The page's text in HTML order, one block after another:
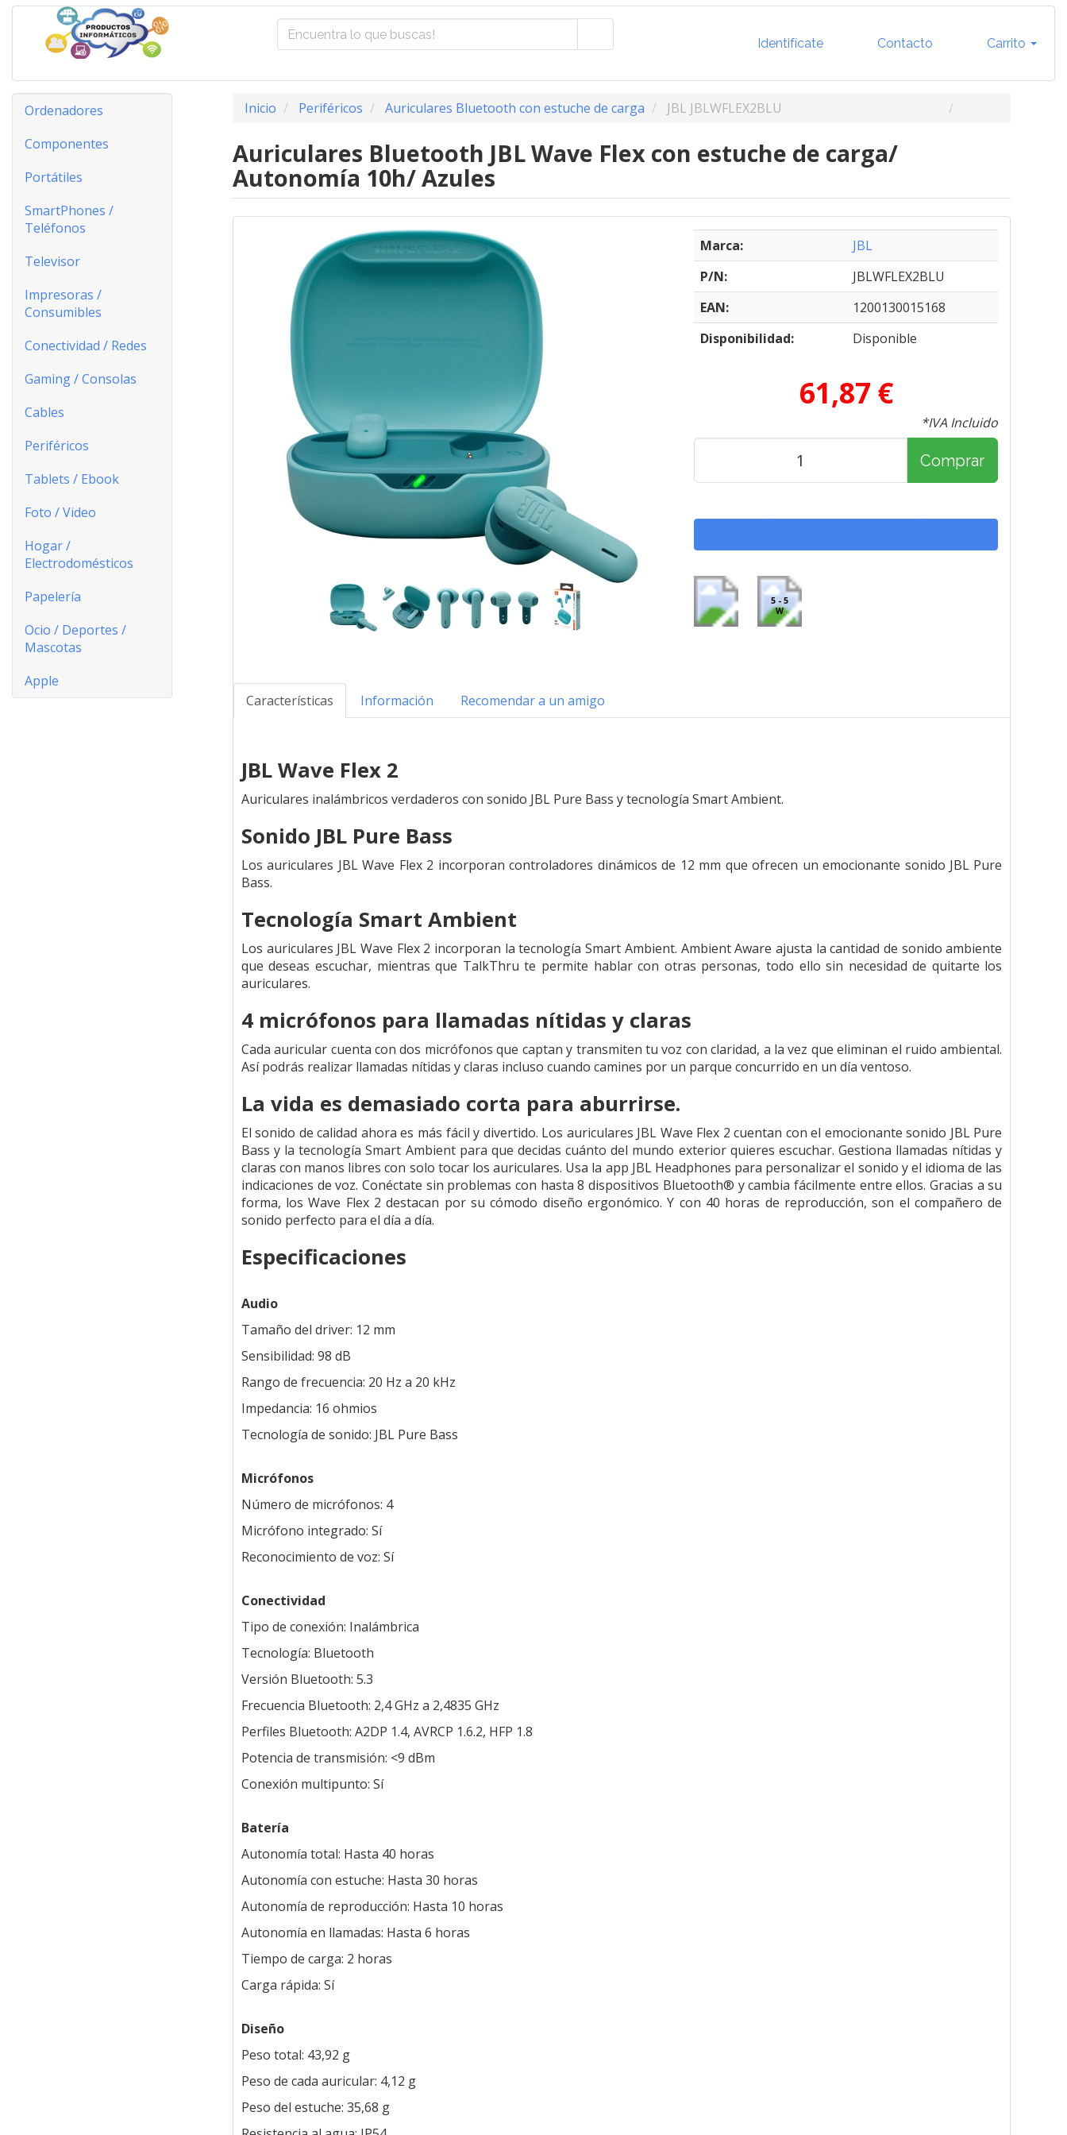
Identifícate Contacto Carrito
Ordenadores
Componentes
Portátiles
SmartPhones /
Teléfonos
Televisor
Impresoras /
Consumibles
Conectividad / Redes
Gaming / Consolas
Cables
Periféricos
Tablets / Ebook
Foto / Video
Hogar /
Electrodomésticos
Papelería
Ocio / Deportes /
Mascotas
Apple
Inicio Periféricos Auriculares Bluetooth con estuche de carga JBL JBLWFLEX2BLU
Auriculares Bluetooth JBL Wave Flex con estuche de carga/
Autonomía 10h/ Azules
Marca:
JBL
P/N:
JBLWFLEX2BLU
EAN:
1200130015168
Disponibilidad:
Disponible
61,87 €
*IVA Incluido
Comprar
5 - 5
W
Características Información Recomendar a un amigo
JBL Wave Flex 2
Auriculares inalámbricos verdaderos con sonido JBL Pure Bass y tecnología Smart Ambient.
Sonido JBL Pure Bass
Los auriculares JBL Wave Flex 2 incorporan controladores dinámicos de 12 mm que ofrecen un emocionante sonido JBL Pure
Bass.
Tecnología Smart Ambient
Los auriculares JBL Wave Flex 2 incorporan la tecnología Smart Ambient. Ambient Aware ajusta la cantidad de sonido ambiente
que deseas escuchar, mientras que TalkThru te permite hablar con otras personas, todo ello sin necesidad de quitarte los
auriculares.
4 micrófonos para llamadas nítidas y claras
Cada auricular cuenta con dos micrófonos que captan y transmiten tu voz con claridad, a la vez que eliminan el ruido ambiental.
Así podrás realizar llamadas nítidas y claras incluso cuando camines por un parque concurrido en un día ventoso.
La vida es demasiado corta para aburrirse.
El sonido de calidad ahora es más fácil y divertido. Los auriculares JBL Wave Flex 2 cuentan con el emocionante sonido JBL Pure
Bass y la tecnología Smart Ambient para que decidas cuánto del mundo exterior quieres escuchar. Gestiona llamadas nítidas y
claras con manos libres con solo tocar los auriculares. Usa la app JBL Headphones para personalizar el sonido y el idioma de las
indicaciones de voz. Conéctate sin problemas con hasta 8 dispositivos Bluetooth® y cambia fácilmente entre ellos. Gracias a su
forma, los Wave Flex 2 destacan por su cómodo diseño ergonómico. Y con 40 horas de reproducción, son el compañero de
sonido perfecto para el día a día.
Especificaciones
Audio
Tamaño del driver: 12 mm
Sensibilidad: 98 dB
Rango de frecuencia: 20 Hz a 20 kHz
Impedancia: 16 ohmios
Tecnología de sonido: JBL Pure Bass
Micrófonos
Número de micrófonos: 4
Micrófono integrado: Sí
Reconocimiento de voz: Sí
Conectividad
Tipo de conexión: Inalámbrica
Tecnología: Bluetooth
Versión Bluetooth: 5.3
Frecuencia Bluetooth: 2,4 GHz a 2,4835 GHz
Perfiles Bluetooth: A2DP 1.4, AVRCP 1.6.2, HFP 1.8
Potencia de transmisión: <9 dBm
Conexión multipunto: Sí
Batería
Autonomía total: Hasta 40 horas
Autonomía con estuche: Hasta 30 horas
Autonomía de reproducción: Hasta 10 horas
Autonomía en llamadas: Hasta 6 horas
Tiempo de carga: 2 horas
Carga rápida: Sí
Diseño
Peso total: 43,92 g
Peso de cada auricular: 4,12 g
Peso del estuche: 35,68 g